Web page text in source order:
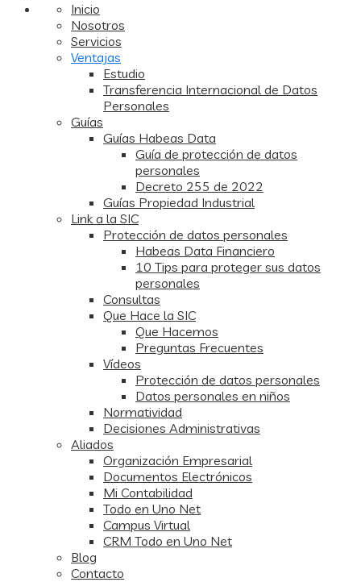
Inicio
Nosotros
Servicios
Ventajas
Estudio
Transferencia Internacional de Datos
Personales
Guías
Guías Habeas Data
Guía de protección de datos
personales
Decreto 255 de 2022
Guías Propiedad Industrial
Link a la SIC
Protección de datos personales
Habeas Data Financiero
10 Tips para proteger sus datos
personales
Consultas
Que Hace la SIC
Que Hacemos
Preguntas Frecuentes
Vídeos
Protección de datos personales
Datos personales en niños
Normatividad
Decisiones Administrativas
Aliados
Organización Empresarial
Documentos Electrónicos
Mi Contabilidad
Todo en Uno Net
Campus Virtual
CRM Todo en Uno Net
Blog
Contacto